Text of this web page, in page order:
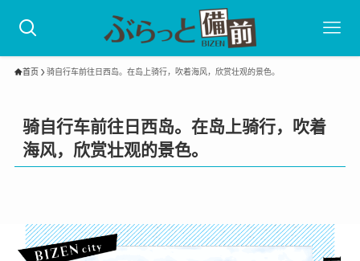
首页 骑自行车前往日西岛。在岛上骑行，吹着海风，欣赏壮观的景色。
骑自行车前往日西岛。在岛上骑行，吹着
海风，欣赏壮观的景色。